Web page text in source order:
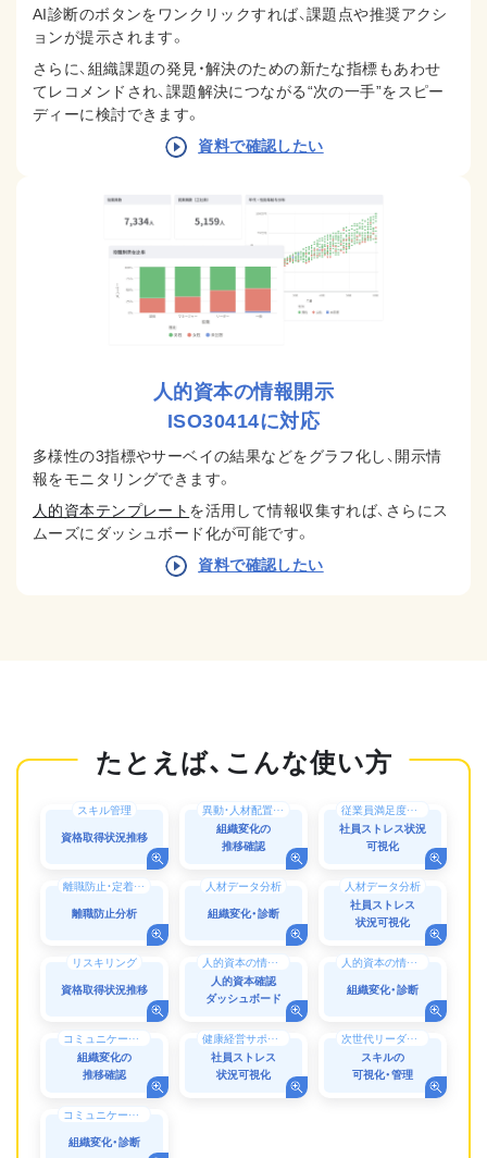
AI診断のボタンをワンクリックすれば、課題点や推奨アクシ
ョンが提示されます。
さらに、組織課題の発見・解決のための新たな指標もあわせ
てレコメンドされ、課題解決につながる“次の一手”をスピー
ディーに検討できます。
資料で確認したい
人的資本の情報開示
ISO30414に対応
多様性の3指標やサーベイの結果などをグラフ化し、開示情
報をモニタリングできます。
人的資本テンプレート を活用して情報収集すれば、さらにス
ムーズにダッシュボード化が可能です。
資料で確認したい
スキル管理
資格取得状況推移
異動・人材配置シミュレーション
組織変化の
推移確認
従業員満足度調査（ES調査）・エンゲージメント向上
社員ストレス状況
可視化
離職防止・定着率向上
離職防止分析
人材データ分析
組織変化・診断
人材データ分析
社員ストレス
状況可視化
リスキリング
資格取得状況推移
人的資本の情報開示
人的資本確認
ダッシュボード
人的資本の情報開示
組織変化・診断
コミュニケーション
組織変化の
推移確認
健康経営サポート・働き方改革
社員ストレス
状況可視化
次世代リーダー育成
スキルの
可視化・管理
コミュニケーション
組織変化・診断